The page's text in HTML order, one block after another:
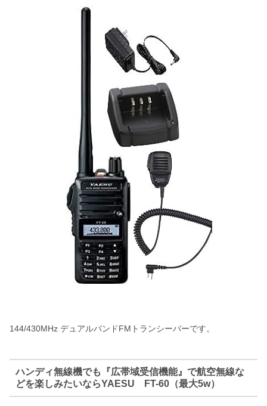
144/430MHz デュアルバンドFMトランシーバーです。
ハンディ無線機でも『広帯域受信機能』で航空無線な
どを楽しみたいならYAESU FT-60（最大5w）